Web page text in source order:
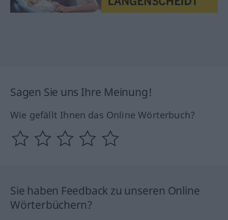
Sagen Sie uns Ihre Meinung!
Wie gefällt Ihnen das Online Wörterbuch?
Sie haben Feedback zu unseren Online
Wörterbüchern?